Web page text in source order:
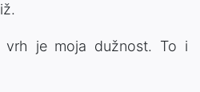
vrh je moja dužnost. To i